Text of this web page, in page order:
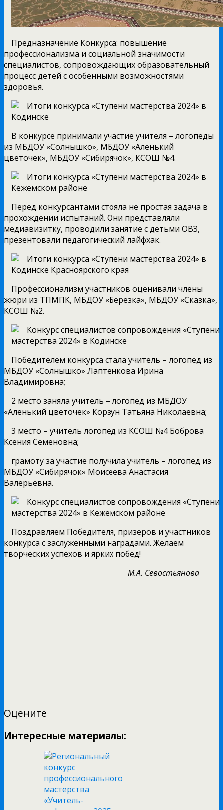
Предназначение Конкурса: повышение
профессионализма и социальной значимости
специалистов, сопровождающих образовательный
процесс детей с особенными возможностями
здоровья.
В конкурсе принимали участие учителя – логопеды
из МБДОУ «Солнышко», МБДОУ «Аленький
цветочек», МБДОУ «Сибирячок», КСОШ №4.
Перед конкурсантами стояла не простая задача в
прохождении испытаний. Они представляли
медиавизитку, проводили занятие с детьми ОВЗ,
презентовали педагогический лайфхак.
Профессионализм участников оценивали члены
жюри из ТПМПК, МБДОУ «Березка», МБДОУ «Сказка»,
КСОШ №2.
Победителем конкурса стала учитель – логопед из
МБДОУ «Солнышко» Лаптенкова Ирина
Владимировна;
2 место заняла учитель – логопед из МБДОУ
«Аленький цветочек» Корзун Татьяна Николаевна;
3 место – учитель логопед из КСОШ №4 Боброва
Ксения Семеновна;
грамоту за участие получила учитель – логопед из
МБДОУ «Сибирячок» Моисеева Анастасия
Валерьевна.
Поздравляем Победителя, призеров и участников
конкурса с заслуженными наградами. Желаем
творческих успехов и ярких побед!
М.А. Севостьянова
Оцените
Интересные материалы: